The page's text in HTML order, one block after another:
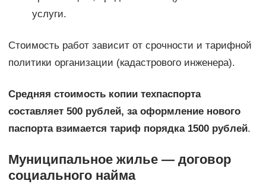
услуги.
Стоимость работ зависит от срочности и тарифной
политики организации (кадастрового инженера).
Средняя стоимость копии техпаспорта
составляет 500 рублей, за оформление нового
паспорта взимается тариф порядка 1500 рублей.
Муниципальное жилье — договор
социального найма